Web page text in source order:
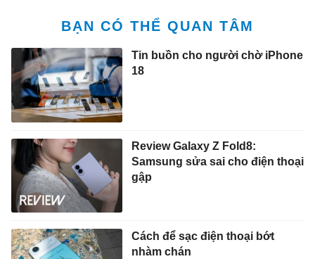
BẠN CÓ THỂ QUAN TÂM
Tin buồn cho người chờ iPhone
18
Review Galaxy Z Fold8:
Samsung sửa sai cho điện thoại
gập
Cách để sạc điện thoại bớt
nhàm chán